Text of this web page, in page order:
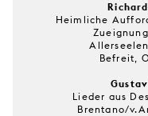
Richard
Heimliche
Befreit,
Gustav
Lieder aus
Brentano/